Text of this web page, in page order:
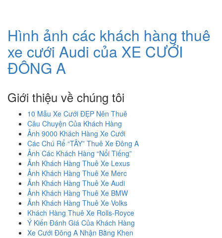
Hình ảnh các khách hàng thuê
xe cưới Audi của XE CƯỚI
ĐÔNG A
Giới thiệu về chúng tôi
10 Mẫu Xe Cưới ĐẸP Nên Thuê
Câu Chuyện Của Khách Hàng
Ảnh 9000 Khách Hàng Xe Cưới
Các Chú Rể “TÂY” Thuê Xe Đông A
Ảnh Các Khách Hàng “Nổi Tiếng”
Ảnh Khách Hàng Thuê Xe Lexus
Ảnh Khách Hàng Thuê Xe Merc
Ảnh Khách Hàng Thuê Xe Audi
Ảnh Khách Hàng Thuê Xe BMW
Ảnh Khách Hàng Thuê Xe Volks
Khách Hàng Thuê Xe Rolls-Royce
Ý Kiến Đánh Giá Của Khách Hàng
Xe Cưới Đông A Nhận Bằng Khen